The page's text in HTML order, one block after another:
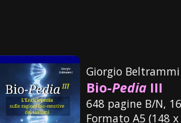
Giorgio Beltrammi
Bio-Pedia III
648 pagine B/N,
Formato A5 (148